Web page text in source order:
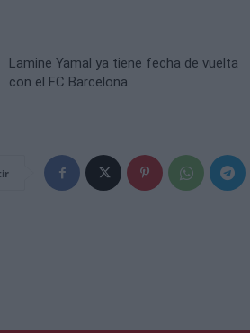
Lamine Yamal ya tiene fecha de vuelta
con el FC Barcelona